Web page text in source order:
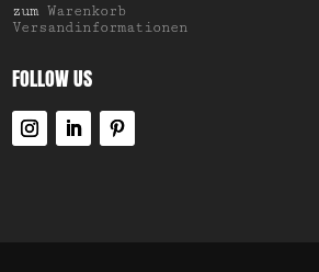
zumWarenkorb
Versandinformationen
FOLLOW US